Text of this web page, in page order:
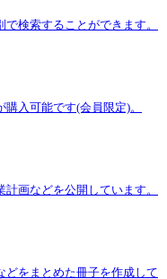
検索することができます。
入可能です(会員限定)。
画などを公開しています。
どをまとめた冊子を作成して